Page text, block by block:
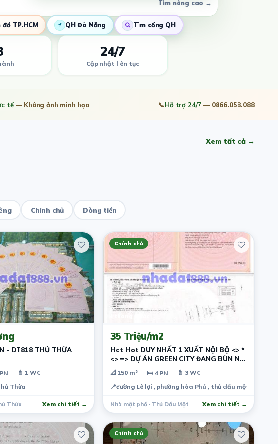
Tìm nâng cao →
đồ TP.HCM QH Đà Nẵng Tìm cổng QH
24/7
Cập nhật liên tục
tế— Không ảnh minh họa 📞Hỗ trợ 24/7 — 0866.058.088
Xem tất cả →
Chính chủ Dòng tiền
- DT818 THỦ THỪA
🚿 1 WC
Thừa
Thừa Xem chi tiết →
Chính chủ
35 Triệu/m2
Hot Hot DUY NHẤT 1 XUẤT NỘI BỘ <> *
<> => DỰ ÁN GREEN CITY ĐANG BÙN NỔ
TẠI TD
📐 150 m² 🛏 4 PN
🚿 3 WC
📍đường Lê lợi , phường hòa Phú , thủ dầu một , bình
Nhà mặt phố · Thủ Dầu Một Xem chi tiết →
Chính chủ